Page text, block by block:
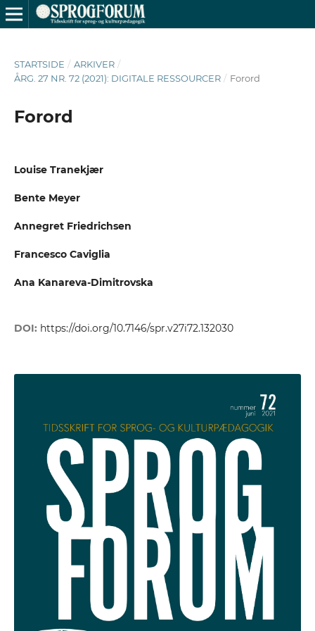
STARTSIDE / ARKIVER /
ÅRG. 27 NR. 72 (2021): DIGITALE RESSOURCER / Forord
Forord
Louise Tranekjær
Bente Meyer
Annegret Friedrichsen
Francesco Caviglia
Ana Kanareva-Dimitrovska
DOI: https://doi.org/10.7146/spr.v27i72.132030